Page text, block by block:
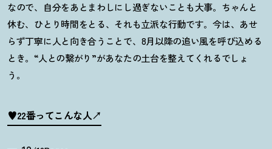
なので、自分をあとまわしにし過ぎないことも大事。ちゃんと
休む、ひとり時間をとる、それも立派な行動です。今は、あせ
らず丁寧に人と向き合うことで、 8月以降の追い風を呼び込める
とき。“人との繋がり ”があなたの土台を整えてくれるでしょ
う。
♥22番ってこんな人